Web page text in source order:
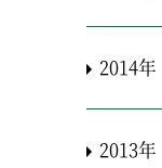
2014年
2013年